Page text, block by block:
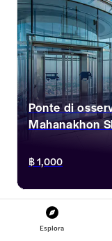
Esplora
Ponte di
Mahanakhon
SkyWalk, il ponte
le offerte
completa.
฿ 1,000
Siti religiosi